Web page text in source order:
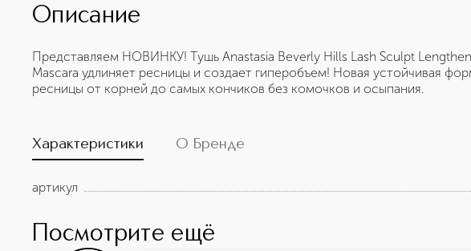
Описание
Представляем НОВИНКУ! Тушь Anastasia Beverly Hills Lash Sculpt
Mascara удлиняет ресницы и создает гиперобъем! Новая устойчивая
ресницы от корней до самых кончиков без комочков и осыпания.
Характеристики О Бренде
артикул
Посмотрите ещё